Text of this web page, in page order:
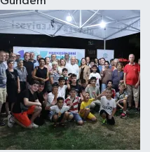
Eğitim
Sağlık
Dünya
Magazin